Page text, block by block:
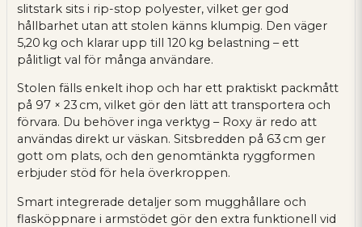
slitstark sits i rip-stop polyester, vilket ger god
hållbarhet utan att stolen känns klumpig. Den väger
5,20 kg och klarar upp till 120 kg belastning – ett
pålitligt val för många användare.
Stolen fälls enkelt ihop och har ett praktiskt packmått
på 97 × 23 cm, vilket gör den lätt att transportera och
förvara. Du behöver inga verktyg – Roxy är redo att
användas direkt ur väskan. Sitsbredden på 63 cm ger
gott om plats, och den genomtänkta ryggformen
erbjuder stöd för hela överkroppen.
Smart integrerade detaljer som mugghållare och
flasköppnare i armstödet gör den extra funktionell vid